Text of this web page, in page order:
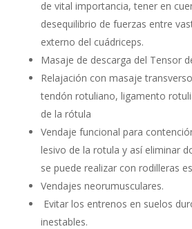
de vital importancia, tener en
desequilibrio de fuerzas entre
externo del cuádriceps.
Masaje de descarga del Tensor
Relajación con masaje
tendón rotuliano, ligamento
de la rótula
Vendaje funcional para
lesivo de la rotula y así eliminar
se puede realizar con rodilleras
Vendajes neorumusculares.
Evitar los entrenos en suelos
inestables.